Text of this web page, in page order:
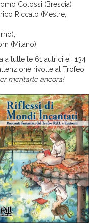
Colossi (Brescia)
Riccato (Mestre,
(Milano).
a tutte le 61 autrici e i 134
rivolte al Trofeo
meritarle ancora!